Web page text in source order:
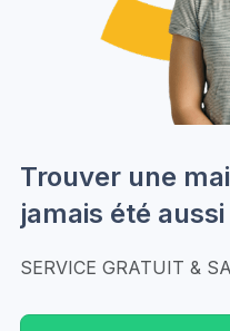
Trouver une
jamais été
SERVICE GRATUIT &